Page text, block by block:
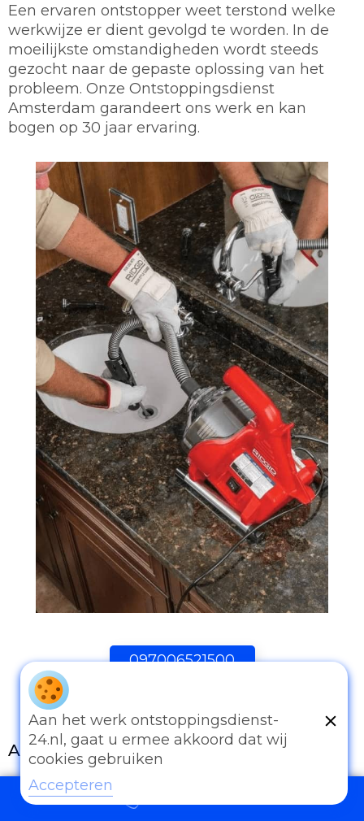
097006521500
Een ervaren ontstopper weet terstond welke
werkwijze er dient gevolgd te worden. In de
moeilijkste omstandigheden wordt steeds
gezocht naar de gepaste oplossing van het
probleem. Onze Ontstoppingsdienst
Amsterdam garandeert ons werk en kan
bogen op 30 jaar ervaring.
Andere diensten
Eender welk probleem van afvoer of
rioleringswerken kan u met ons bespreken.
Aan het werk ontstoppingsdienst-
24.nl, gaat u ermee akkoord dat wij
cookies gebruiken
Accepteren